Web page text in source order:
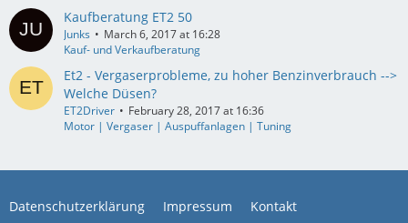
Kaufberatung ET2 50
Junks
March 6, 2017 at 16:28
Kauf- und Verkaufberatung
Et2 - Vergaserprobleme, zu hoher Benzinverbrauch -->
Welche Düsen?
ET2Driver
February 28, 2017 at 16:36
Motor | Vergaser | Auspuffanlagen | Tuning
Datenschutzerklärung Impressum Kontakt